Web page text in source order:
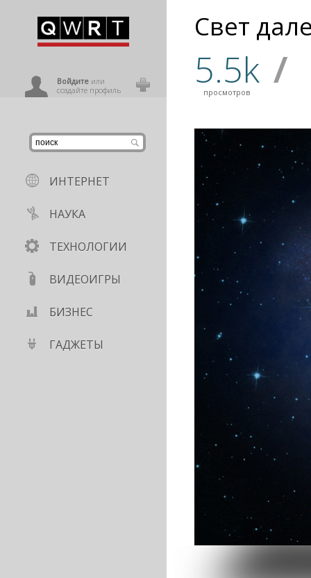
Войдитеили
создайте профиль
ИНТЕРНЕТ
НАУКА
ТЕХНОЛОГИИ
ВИДЕОИГРЫ
БИЗНЕС
ГАДЖЕТЫ
Свет
5.5k
просмотров /